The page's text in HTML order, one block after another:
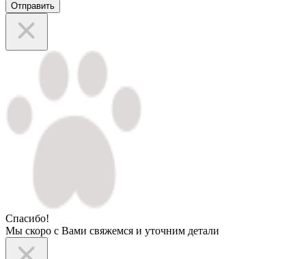
Отправить
Спасибо!
Мы скоро с Вами свяжемся и уточним детали